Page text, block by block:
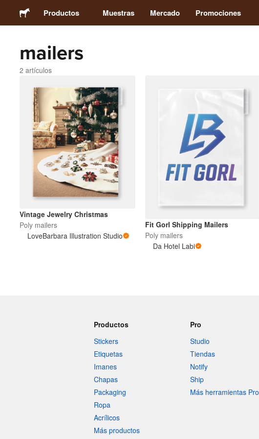
Productos
Stickers
Imanes
Chapas
Packaging
Ropa
Acrílicos
Muestras Mercado Promociones
mailers
2 artículos
Vintage Jewelry Christmas
Poly mailers
LoveBarbara Illustration Studio
Fit Gorl Shipping Mailers
Poly mailers
Da Hotel Labi
Productos
Stickers
Etiquetas
Imanes
Chapas
Packaging
Ropa
Acrílicos
Más productos
Pro
Studio
Tiendas
Notify
Ship
Más herramientas Pro